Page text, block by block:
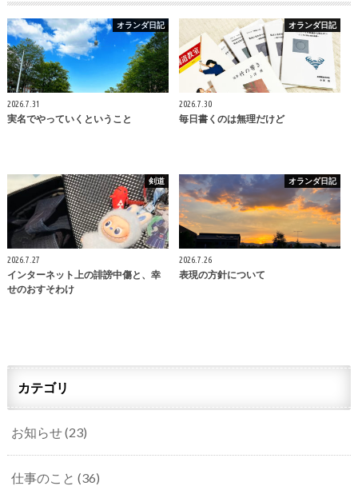
オランダ日記
2026.7.31
実名でやっていくということ
オランダ日記
2026.7.30
毎日書くのは無理だけど
剣道
2026.7.27
インターネット上の誹謗中傷と、幸
せのおすそわけ
オランダ日記
2026.7.26
表現の方針について
カテゴリ
お知らせ(23)
仕事のこと (36)